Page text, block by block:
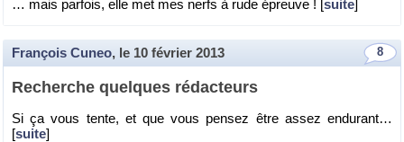
… mais par­fois, elle met mes nerfs à rude épreuve ! [suite]
8
François Cuneo, le 10 février 2013
Re­cherche quelques ré­dac­teurs
Si ça vous tente, et que vous pen­sez être assez en­du­rant…
[suite]